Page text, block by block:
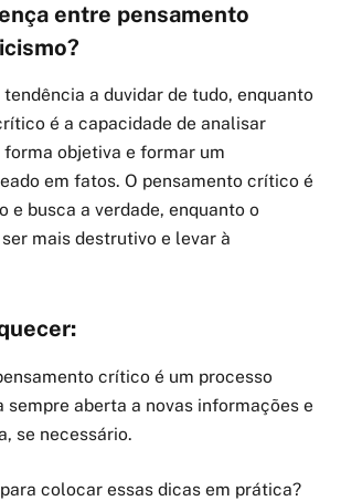
entre pensamento
a duvidar de tudo, enquanto
é a capacidade de analisar
objetiva e formar um
em fatos. O pensamento crítico é
e busca a verdade, enquanto o
mais destrutivo e levar à
crítico é um processo
sempre aberta a novas informações e
se necessário.
colocar essas dicas em prática?